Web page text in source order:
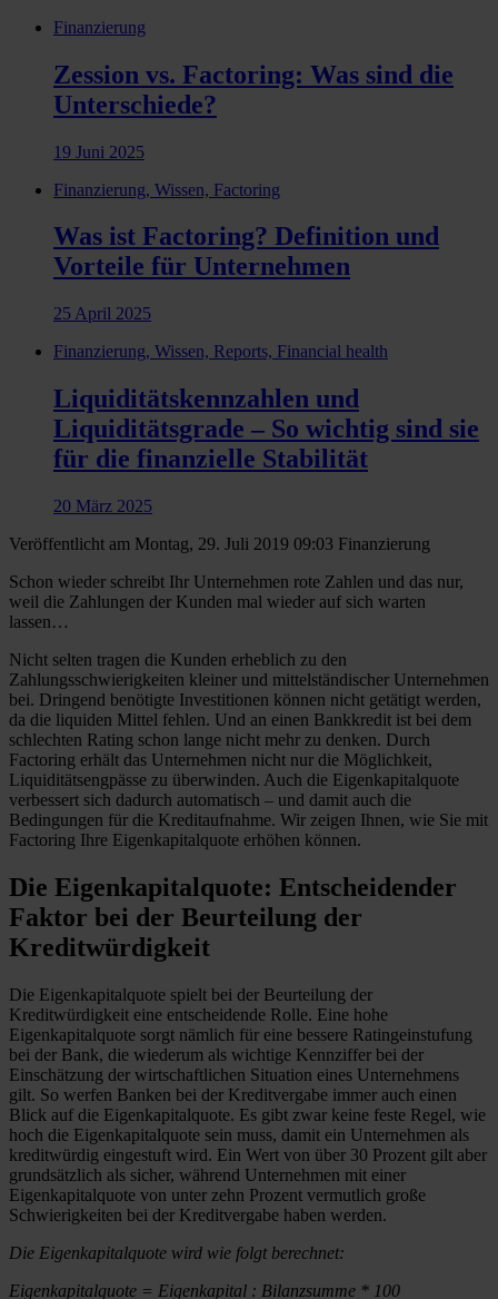
Finanzierung
Zession vs. Factoring: Was sind die
Unterschiede?
19 Juni 2025
Finanzierung, Wissen, Factoring
Was ist Factoring? Definition und
Vorteile für Unternehmen
25 April 2025
Finanzierung, Wissen, Reports, Financial health
Liquiditätskennzahlen und
Liquiditätsgrade – So wichtig sind sie
für die finanzielle Stabilität
20 März 2025
Veröffentlicht am Montag, 29. Juli 2019 09:03 Finanzierung
Schon wieder schreibt Ihr Unternehmen rote Zahlen und das nur,
weil die Zahlungen der Kunden mal wieder auf sich warten
lassen…
Nicht selten tragen die Kunden erheblich zu den
Zahlungsschwierigkeiten kleiner und mittelständischer Unternehmen
bei. Dringend benötigte Investitionen können nicht getätigt werden,
da die liquiden Mittel fehlen. Und an einen Bankkredit ist bei dem
schlechten Rating schon lange nicht mehr zu denken. Durch
Factoring erhält das Unternehmen nicht nur die Möglichkeit,
Liquiditätsengpässe zu überwinden. Auch die Eigenkapitalquote
verbessert sich dadurch automatisch – und damit auch die
Bedingungen für die Kreditaufnahme. Wir zeigen Ihnen, wie Sie mit
Factoring Ihre Eigenkapitalquote erhöhen können.
Die Eigenkapitalquote: Entscheidender
Faktor bei der Beurteilung der
Kreditwürdigkeit
Die Eigenkapitalquote spielt bei der Beurteilung der
Kreditwürdigkeit eine entscheidende Rolle. Eine hohe
Eigenkapitalquote sorgt nämlich für eine bessere Ratingeinstufung
bei der Bank, die wiederum als wichtige Kennziffer bei der
Einschätzung der wirtschaftlichen Situation eines Unternehmens
gilt. So werfen Banken bei der Kreditvergabe immer auch einen
Blick auf die Eigenkapitalquote. Es gibt zwar keine feste Regel, wie
hoch die Eigenkapitalquote sein muss, damit ein Unternehmen als
kreditwürdig eingestuft wird. Ein Wert von über 30 Prozent gilt aber
grundsätzlich als sicher, während Unternehmen mit einer
Eigenkapitalquote von unter zehn Prozent vermutlich große
Schwierigkeiten bei der Kreditvergabe haben werden.
Die Eigenkapitalquote wird wie folgt berechnet:
Eigenkapitalquote = Eigenkapital : Bilanzsumme * 100